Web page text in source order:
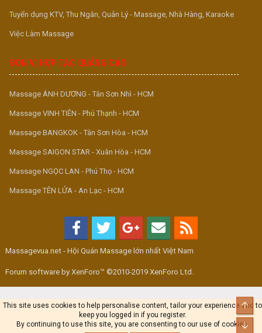
Tuyển dụng KTV, Thu Ngân, Quản Lý - Massage, Nhà Hàng, Karaoke
Việc Làm Massage
ĐƠN VỊ HỢP TÁC QUẢNG CÁO
Massage ÁNH DƯƠNG - Tân Sơn Nhì - HCM
Massage VINH TIÊN - Phú Thạnh - HCM
Massage BANGKOK - Tân Sơn Hòa - HCM
Massage SAIGON STAR - Xuân Hòa - HCM
Massage NGỌC LAN - Phú Thọ - HCM
Massage TÊN LỬA - An Lạc - HCM
Massagevua.net - Hội Quán Massage lớn nhất Việt Nam
Forum software by XenForo™ ©2010-2019 XenForo Ltd.
This site uses cookies to help personalise content, tailor your experience and to
keep you logged in if you register.
By continuing to use this site, you are consenting to our use of cookies.
Top